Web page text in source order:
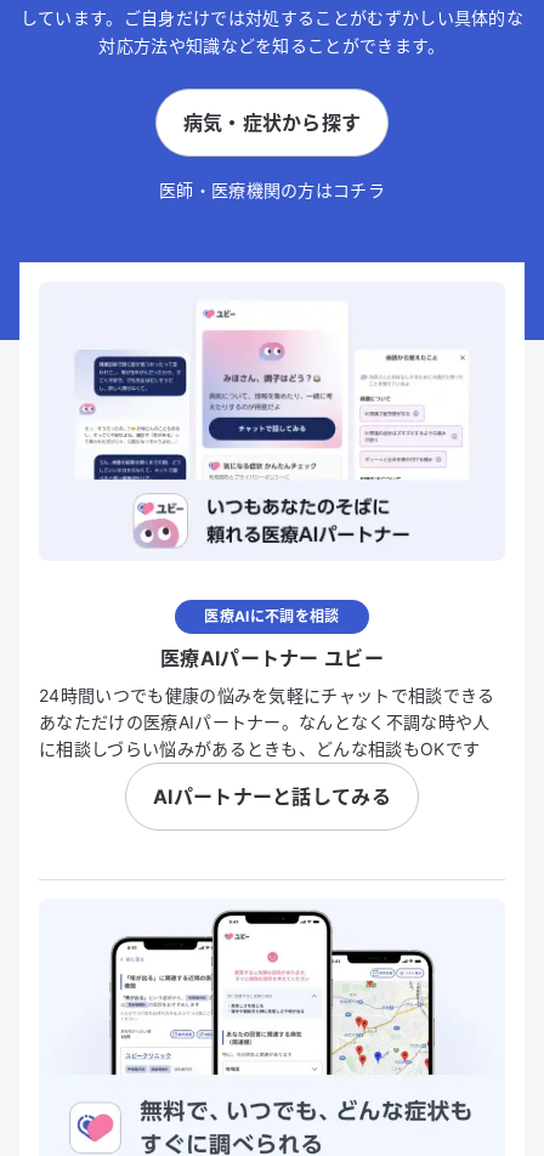
しています。ご自身だけでは対処することがむずかしい具体的な
対応方法や知識などを知ることができます。
病気・症状から探す
医師・医療機関の方はコチラ
医療AIに不調を相談
医療AIパートナー ユビー
24時間いつでも健康の悩みを気軽にチャットで相談できる
あなただけの医療AIパートナー。なんとなく不調な時や人
に相談しづらい悩みがあるときも、どんな相談もOKです
AIパートナーと話してみる